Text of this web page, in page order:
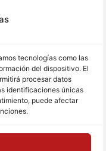
tecnologías como las
del dispositivo. El
procesar datos
identificaciones únicas
puede afectar
LEGALES
Aviso Legal
de Privacidad
de Cookies